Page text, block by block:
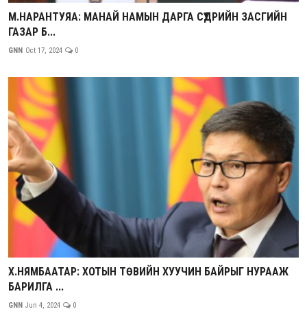
М.НАРАНТУЯА: МАНАЙ НАМЫН ДАРГА СҮҮДРИЙН ЗАСГИЙН
ГАЗАР Б...
GNN Oct 17, 2024 0
Х.НЯМБААТАР: ХОТЫН ТӨВИЙН ХУУЧИН БАЙРЫГ НУРААЖ
БАРИЛГА ...
GNN Jun 4, 2024 0